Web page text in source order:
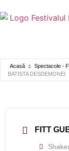
Acasă Spectacole -
BATISTA DESDEMONEI
FITT